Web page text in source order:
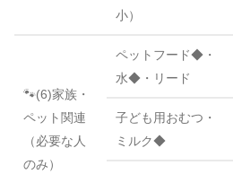
小）
🐾(6)家族・
ペット関連
（必要な人
のみ）
ペットフード◆・
水◆・リード
子ども用おむつ・
ミルク◆